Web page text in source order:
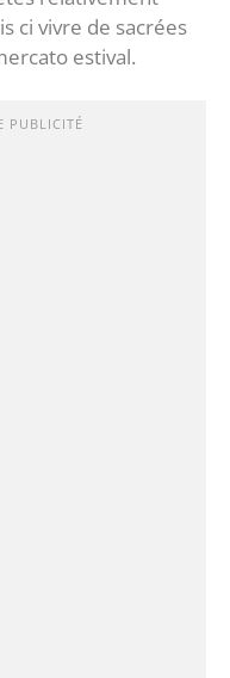
ci vivre de sacrées
estival.
PUBLICITÉ